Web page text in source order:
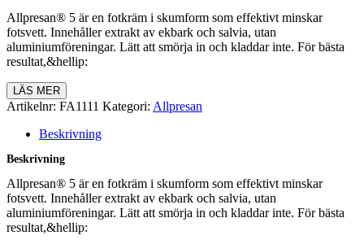
Allpresan® 5 är en fotkräm i skumform som effektivt minskar
fotsvett. Innehåller extrakt av ekbark och salvia, utan
aluminiumföreningar. Lätt att smörja in och kladdar inte. För bästa
resultat,&hellip:
LÄS MER
Artikelnr: FA1111 Kategori: Allpresan
Beskrivning
Beskrivning
Allpresan® 5 är en fotkräm i skumform som effektivt minskar
fotsvett. Innehåller extrakt av ekbark och salvia, utan
aluminiumföreningar. Lätt att smörja in och kladdar inte. För bästa
resultat,&hellip: